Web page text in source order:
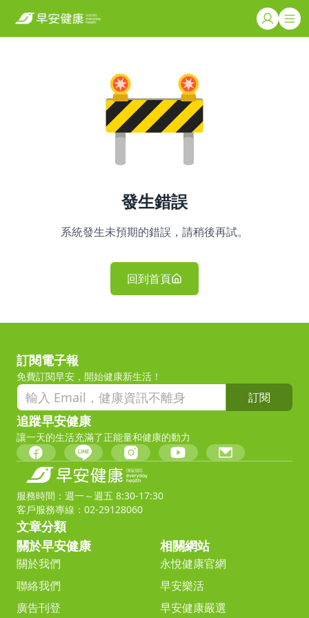
發生錯誤
系統發生未預期的錯誤，請稍後再試。
回到首頁
訂閱電子報
免費訂閱早安，開始健康新生活！
訂閱
追蹤早安健康
讓一天的生活充滿了正能量和健康的動力
服務時間：週一～週五 8:30-17:30
客戶服務專線：02-29128060
文章分類
關於早安健康
關於我們
聯絡我們
廣告刊登
相關網站
永悅健康官網
早安樂活
早安健康嚴選